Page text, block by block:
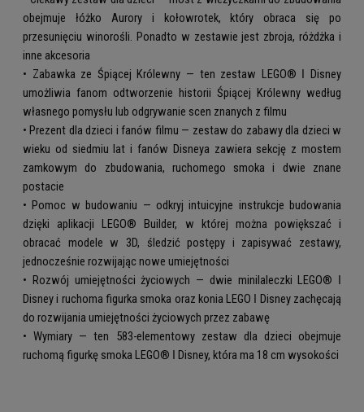
obejmuje łóżko Aurory i kołowrotek, który obraca się po
przesunięciu winorośli. Ponadto w zestawie jest zbroja, różdżka i
inne akcesoria
• Zabawka ze Śpiącej Królewny — ten zestaw LEGO® ǀ Disney
umożliwia fanom odtworzenie historii Śpiącej Królewny według
własnego pomysłu lub odgrywanie scen znanych z filmu
• Prezent dla dzieci i fanów filmu — zestaw do zabawy dla dzieci w
wieku od siedmiu lat i fanów Disneya zawiera sekcję z mostem
zamkowym do zbudowania, ruchomego smoka i dwie znane
postacie
• Pomoc w budowaniu — odkryj intuicyjne instrukcje budowania
dzięki aplikacji LEGO® Builder, w której można powiększać i
obracać modele w 3D, śledzić postępy i zapisywać zestawy,
jednocześnie rozwijając nowe umiejętności
• Rozwój umiejętności życiowych — dwie minilaleczki LEGO® ǀ
Disney i ruchoma figurka smoka oraz konia LEGO ǀ Disney zachęcają
do rozwijania umiejętności życiowych przez zabawę
• Wymiary — ten 583-elementowy zestaw dla dzieci obejmuje
ruchomą figurkę smoka LEGO® ǀ Disney, która ma 18 cm wysokości